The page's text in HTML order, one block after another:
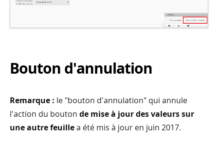
Bouton d'annulation
Remarque : le "bouton d'annulation" qui annule
l'action du bouton de mise à jour des valeurs sur
une autre feuillea été mis à jour en juin 2017.